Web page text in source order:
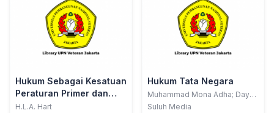
Hukum Sebagai Kesatuan
Peraturan Primer dan
Eraturan Sekunder
H.L.A. Hart
Hukum Tata Negara
Muhammad Mona Adha; Dayu
Rika Perdana
Suluh Media